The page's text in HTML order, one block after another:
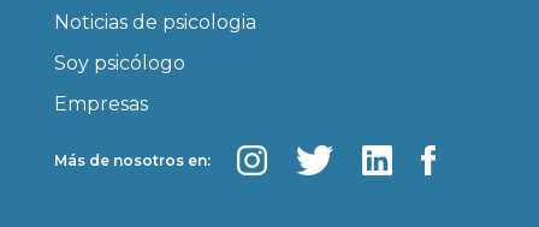
Noticias de psicologia
Soy psicólogo
Empresas
Más de nosotros en: